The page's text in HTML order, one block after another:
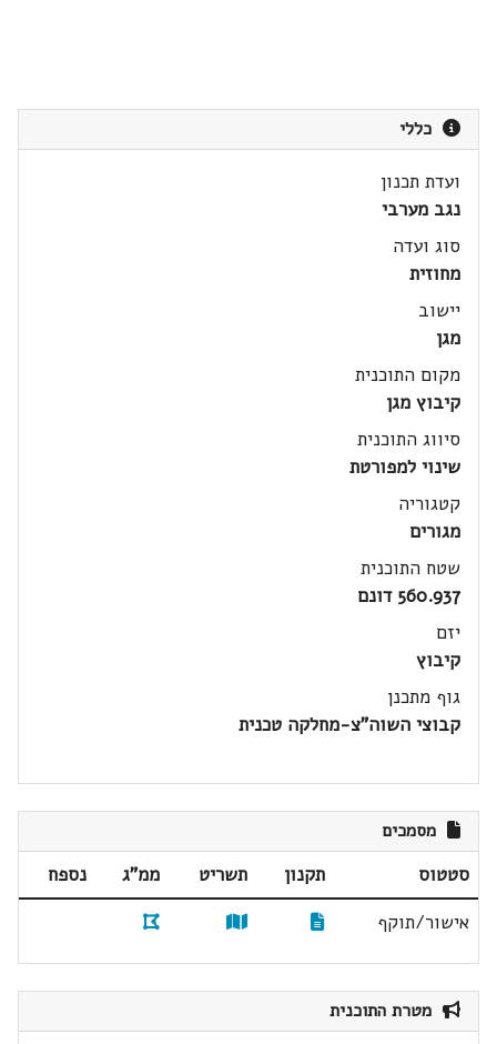
כללי
ועדת תכנון
נגב מערבי
סוג ועדה
מחוזית
יישוב
מגן
מקום התוכנית
קיבוץ מגן
סיווג התוכנית
שינוי למפורטת
קטגוריה
מגורים
שטח התוכנית
560.937 דונם
יזם
קיבוץ
גוף מתכנן
קבוצי השוה"צ-מחלקה טכנית
מסמכים
סטטוס תקנון תשריט ממ"ג
נספח
אישור/תוקף
מטרת התוכנית